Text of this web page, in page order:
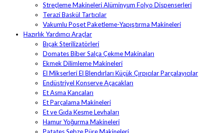
Streçleme Makineleri Alüminyum Folyo Dispenserleri
Terazi Baskül Tartıcılar
Vakumlu Poşet Paketleme-Yapıştırma Makineleri
Hazırlık Yardımcı Araçlar
Bıçak Sterilizatörleri
Domates Biber Salça Çekme Makinaları
Ekmek Dilimleme Makineleri
El Mikserleri El Blendırları Küçük Çırpıcılar Parçalayıcılar
Endüstriyel Konserve Açacakları
Et Asma Kancaları
Et Parçalama Makineleri
Et ve Gıda Kesme Levhaları
Hamur Yoğurma Makineleri